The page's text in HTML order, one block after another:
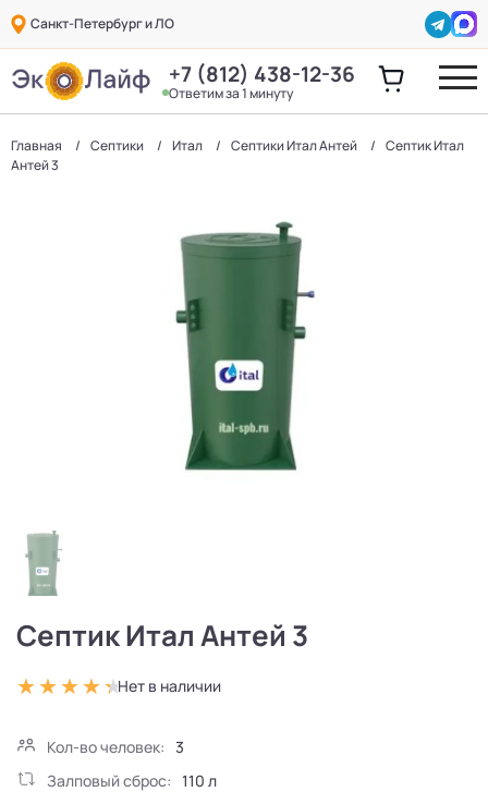
Санкт-Петербург и ЛО
+7 (812) 438-12-36
Ответим за 1 минуту
Главная Септики Итал Септики Итал Антей
Септик Итал
Антей 3
Септик Итал Антей 3
Нет в наличии
Кол-во человек: 3
Залповый сброс: 110 л